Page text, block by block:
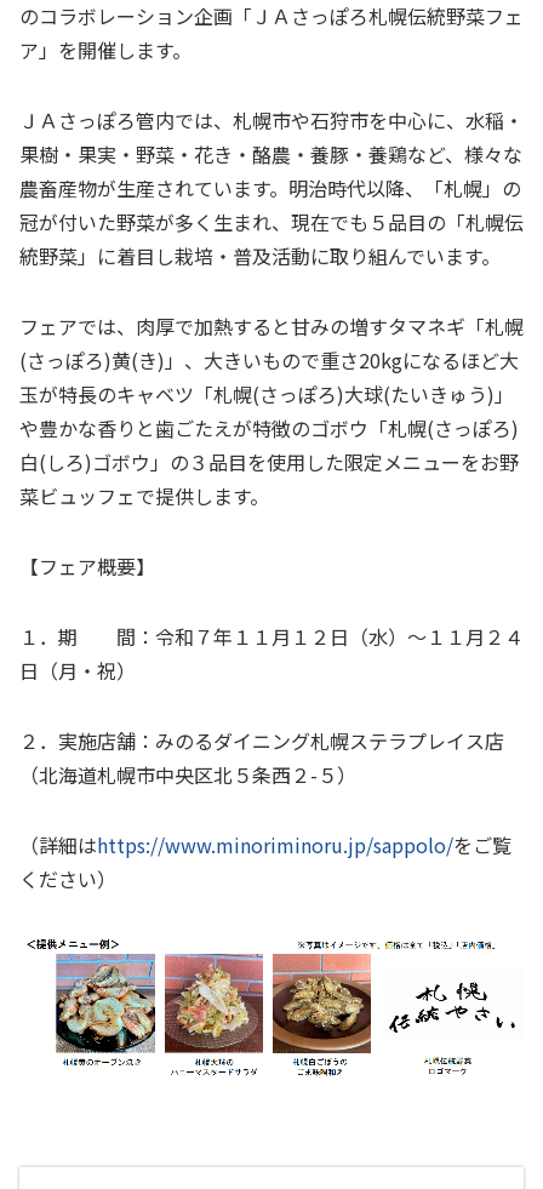
のコラボレーション企画「ＪＡさっぽろ札幌伝統野菜フェ
ア」を開催します。
ＪＡさっぽろ管内では、札幌市や石狩市を中心に、水稲・
果樹・果実・野菜・花き・酪農・養豚・養鶏など、様々な
農畜産物が生産されています。明治時代以降、「札幌」の
冠が付いた野菜が多く生まれ、現在でも５品目の「札幌伝
統野菜」に着目し栽培・普及活動に取り組んでいます。
フェアでは、肉厚で加熱すると甘みの増すタマネギ「札幌
(さっぽろ)黄(き) 」、大きいもので重さ20kgになるほど大
玉が特長のキャベツ「札幌(さっぽろ)大球(たいきゅう) 」
や豊かな香りと歯ごたえが特徴のゴボウ「札幌(さっぽろ)
白(しろ)ゴボウ」の３品目を使用した限定メニューをお野
菜ビュッフェで提供します。
【フェア概要】
１．期 間：令和７年１１月１２日（水）～１１月２４
日（月・祝）
２．実施店舗：みのるダイニング札幌ステラプレイス店
（北海道札幌市中央区北５条西２-５）
（詳細はhttps://www.minoriminoru.jp/sappolo/をご覧
ください）